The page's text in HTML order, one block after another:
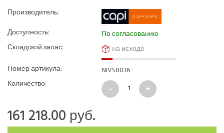
Производитель:
Доступность:
По согласованию
Складской запас:
на исходе
Номер артикула:
NIVS8036
Количество:
161 218.00 руб.